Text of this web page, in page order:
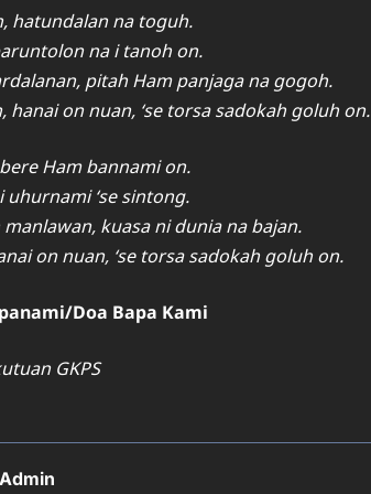
hatundalan na toguh.
na i tanoh on.
pitah Ham panjaga na gogoh.
hanai on nuan, ‘se torsa sadokah goluh on.
Ham bannami on.
uhurnami ‘se sintong.
kuasa ni dunia na bajan.
on nuan, ‘se torsa sadokah goluh on.
Doa Bapa Kami
GKPS
Admin